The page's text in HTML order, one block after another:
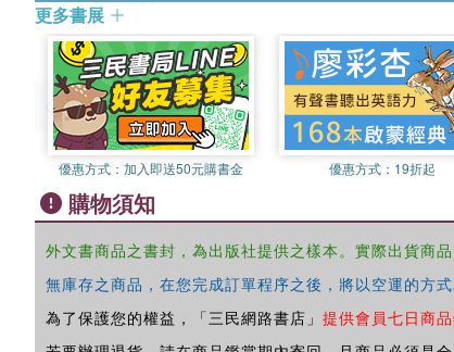
更多書展
優惠方式： 加入即送50元購書金 優惠方式： 19折起
購物須知
外文書商品之書封，為出版社提供之樣本。實際出貨商
無庫存之商品，在您完成訂單程序之後，將以空運的方
為了保護您的權益，「三民網路書店」 提供會員七日商